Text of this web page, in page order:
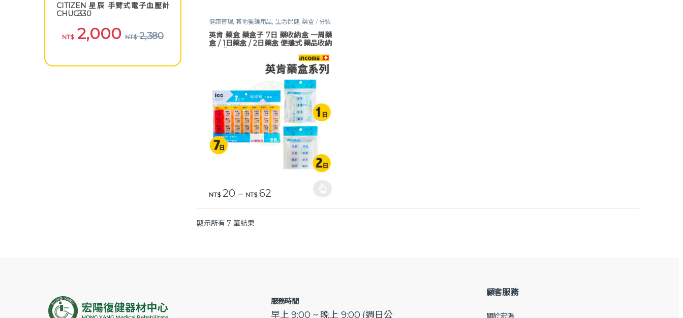
健康管理,其他醫護用品, 生活保健,藥盒 / 分裝
藥品 / 磨藥器
英肯 藥盒 藥盒子 7日 藥收納盒 一周藥
盒 / 1日藥盒 / 2日藥盒 便攜式 藥品收納
NT$20 – NT$62
此產品有多種款式。 可在產品頁面選擇選項
顯示所有 7 筆結果
CITIZEN 星辰 手臂式電子血壓計
CHUG330
NT$2,000 NT$2,380
服務時間
早上 9:00 ~ 晚上 9:00 (週日公
顧客服務
關於宏陽